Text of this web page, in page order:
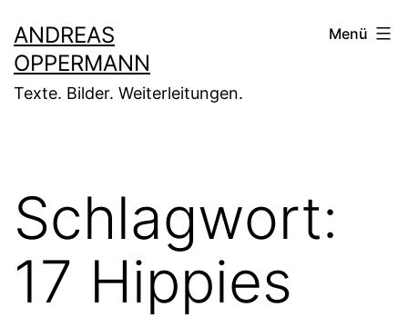
Inhalt
springen
ANDREAS
OPPERMANN
Texte. Bilder. Weiterleitungen.
Menü
Schlagwort:
17 Hippies